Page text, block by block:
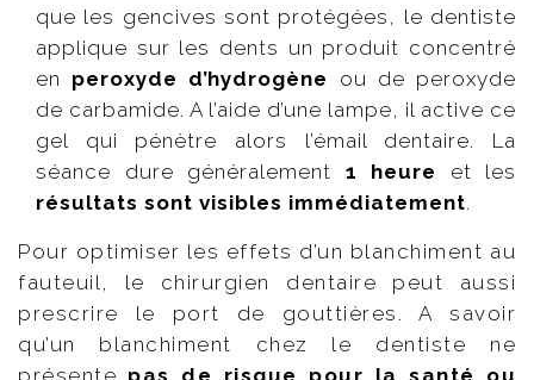
que les gencives sont protégées, le dentiste
applique sur les dents un produit concentré
en peroxyde d’hydrogène
ou de peroxyde
de carbamide. A l’aide d’une lampe, il active ce
gel qui pénètre alors l’émail dentaire. La
séance dure généralement 1 heure et les
résultats sont visibles immédiatement.
Pour optimiser les effets d’un blanchiment au
fauteuil, le chirurgien dentaire peut aussi
prescrire le port de gouttières. A savoir
qu’un blanchiment chez le dentiste ne
présente pas de risque pour la santé ou